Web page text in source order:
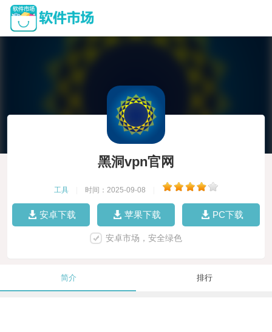
黑洞vpn官网
工具 时间：2025-09-08
安卓下载 苹果下载 PC下载
安卓市场，安全绿色
简介 排行